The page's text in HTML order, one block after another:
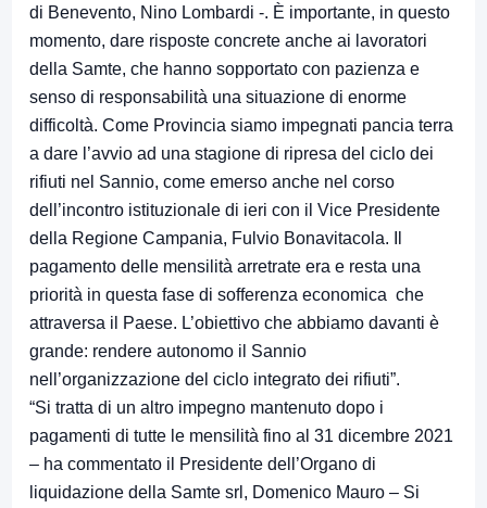
di Benevento, Nino Lombardi -. È importante, in questo
momento, dare risposte concrete anche ai lavoratori
della Samte, che hanno sopportato con pazienza e
senso di responsabilità una situazione di enorme
difficoltà. Come Provincia siamo impegnati pancia terra
a dare l’avvio ad una stagione di ripresa del ciclo dei
rifiuti nel Sannio, come emerso anche nel corso
dell’incontro istituzionale di ieri con il Vice Presidente
della Regione Campania, Fulvio Bonavitacola. Il
pagamento delle mensilità arretrate era e resta una
priorità in questa fase di sofferenza economica che
attraversa il Paese. L’obiettivo che abbiamo davanti è
grande: rendere autonomo il Sannio
nell’organizzazione del ciclo integrato dei rifiuti”.
“Si tratta di un altro impegno mantenuto dopo i
pagamenti di tutte le mensilità fino al 31 dicembre 2021
– ha commentato il Presidente dell’Organo di
liquidazione della Samte srl, Domenico Mauro – Si